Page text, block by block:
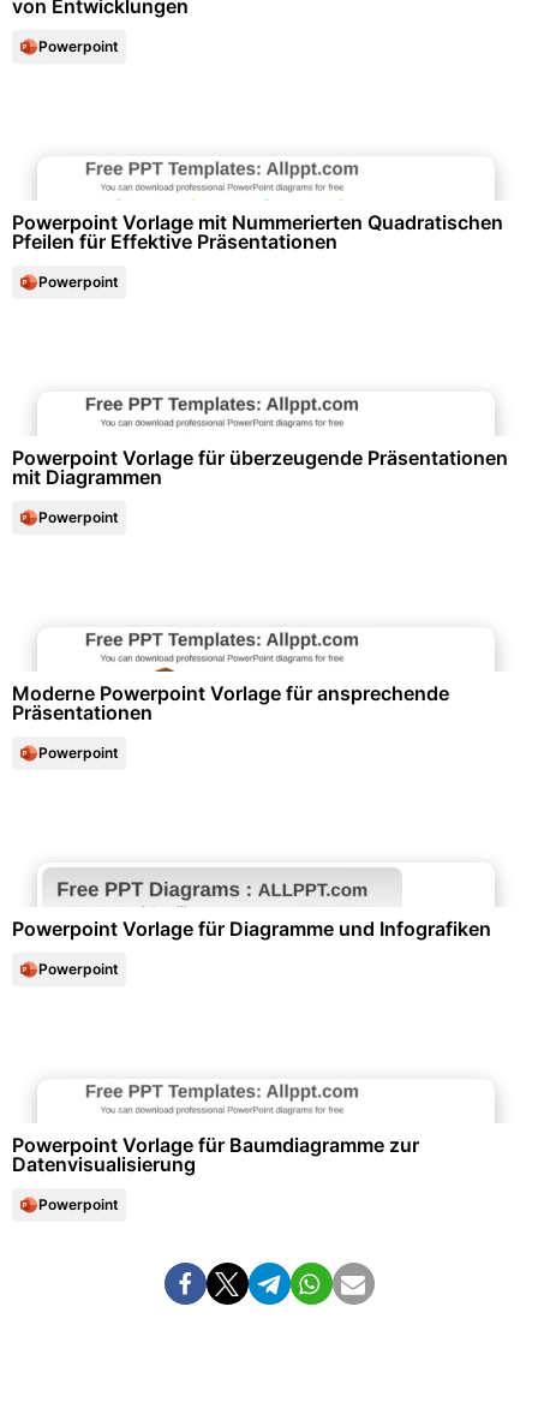
von Entwicklungen
Powerpoint
Powerpoint Vorlage mit Nummerierten Quadratischen
Pfeilen für Effektive Präsentationen
Powerpoint
Powerpoint Vorlage für überzeugende Präsentationen
mit Diagrammen
Powerpoint
Moderne Powerpoint Vorlage für ansprechende
Präsentationen
Powerpoint
Powerpoint Vorlage für Diagramme und Infografiken
Powerpoint
Powerpoint Vorlage für Baumdiagramme zur
Datenvisualisierung
Powerpoint